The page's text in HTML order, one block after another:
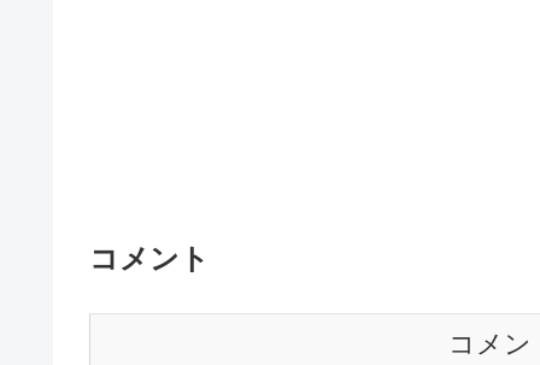
コメント
コメン